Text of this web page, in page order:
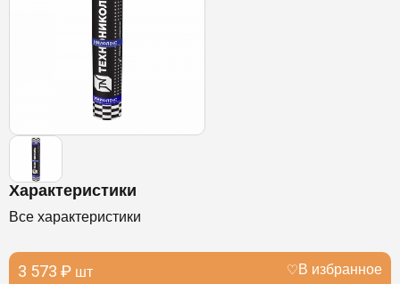
Характеристики
Все характеристики
3 573 ₽ шт В избранное